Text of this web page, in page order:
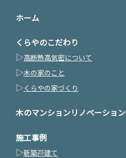
ホーム
くらやのこだわり
▷高断熱高気密について
▷木の家のこと
▷ くらやの家づくり
木のマンションリノベーション
施工事例
▷新築戸建て